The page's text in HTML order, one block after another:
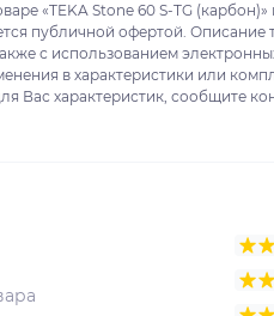
«TEKA Stone 60 S-TG
публичной офертой.
с использованием
в характеристики или
Вас характеристик, сообщите